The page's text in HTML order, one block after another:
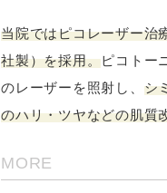
当院ではピコレーザー治
社製）を採用。ピコトー
のレーザーを照射し、 シ
のハリ・ツヤなどの肌質
MORE